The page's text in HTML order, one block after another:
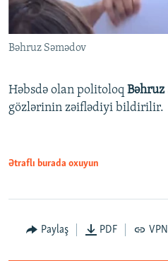
Bəhruz Səmədov
Həbsdə olan politoloq Bəhruz
gözlərinin zəiflədiyi bildirilir.
Ətraflı burada oxuyun
Paylaş PDF